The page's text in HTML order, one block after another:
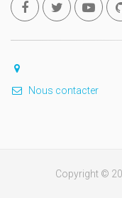
Nous contacter
Copyright ©